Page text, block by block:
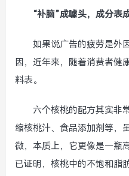
“补脑”成噱头，成分表
如果说广告的疲劳是外
因，近年来，随着消费者健
料表。
六个核桃的配方其实非
缩核桃汁、食品添加剂等，
微，本质上，它更像是一瓶
已证明，核桃中的不饱和脂